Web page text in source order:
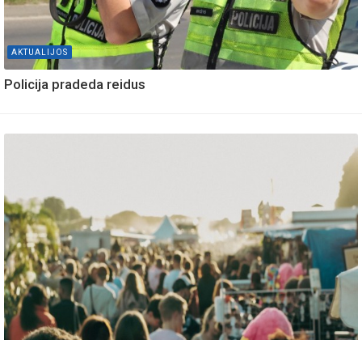
AKTUALIJOS
Policija pradeda reidus